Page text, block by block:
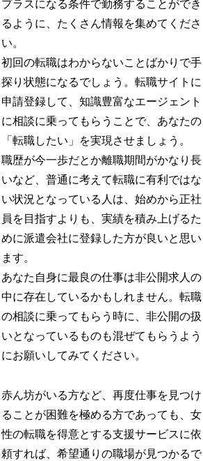
プラスになる条件で勤務することができ
るように、たくさん情報を集めてくださ
い。
初回の転職はわからないことばかりで手
探り状態になるでしょう。転職サイトに
申請登録して、知識豊富なエージェント
に相談に乗ってもらうことで、あなたの
「転職したい」を実現させましょう。
職歴が今一歩だとか離職期間がかなり長
いなど、普通に考えて転職に有利ではな
い状況となっている人は、始めから正社
員を目指すよりも、実績を積み上げるた
めに派遣会社に登録した方が良いと思い
ます。
あなた自身に最良の仕事は非公開求人の
中に存在しているかもしれません。転職
の相談に乗ってもらう時に、非公開の扱
いとなっているものも混ぜてもらうよう
にお願いしてみてください。
赤ん坊がいる方など、再度仕事を見つけ
ることが困難を極める方であっても、女
性の転職を得意とする支援サービスに依
頼すれば、希望通りの職場が見つかるで